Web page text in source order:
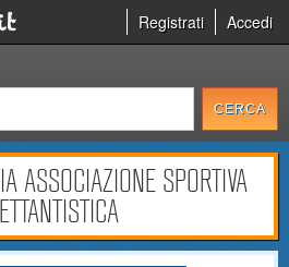
Registrati Accedi
ASSOCIAZIONE SPORTIVA